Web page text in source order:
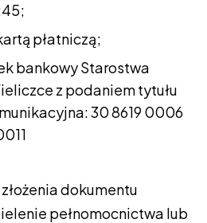
płatniczą;
bankowy Starostwa
z podaniem tytułu
30 8619 0006
dokumentu
pełnomocnictwa lub